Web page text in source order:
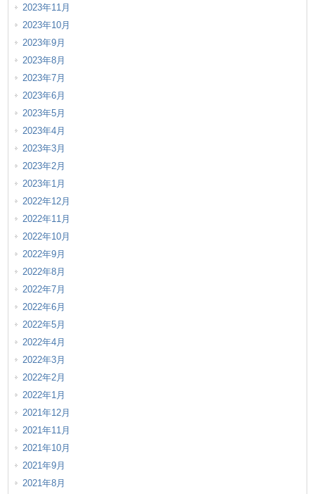
2023年11月
2023年10月
2023年9月
2023年8月
2023年7月
2023年6月
2023年5月
2023年4月
2023年3月
2023年2月
2023年1月
2022年12月
2022年11月
2022年10月
2022年9月
2022年8月
2022年7月
2022年6月
2022年5月
2022年4月
2022年3月
2022年2月
2022年1月
2021年12月
2021年11月
2021年10月
2021年9月
2021年8月